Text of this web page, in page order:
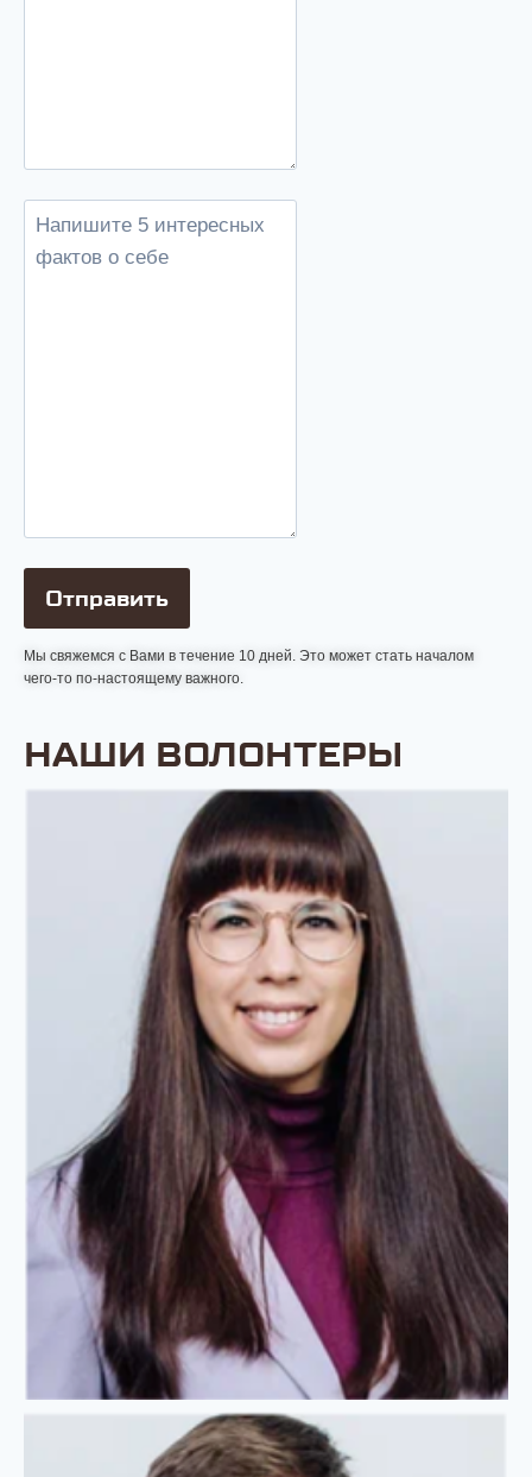
Мы свяжемся с Вами в течение 10 дней. Это может стать началом
чего-то по-настоящему важного.
НАШИ ВОЛОНТЕРЫ